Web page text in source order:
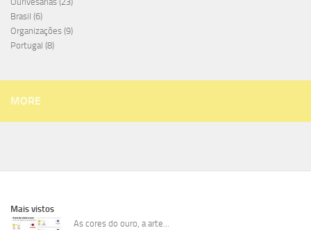
Brasil (6)
Organizações (9)
Portugal (8)
MORE
Mais vistos
As cores do ouro, a arte...